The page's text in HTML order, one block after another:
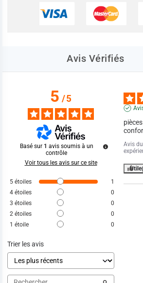
Avis Vérifiés
5/5
Basé sur 1 avis soumis à un
contrôle
Voir tous les avis sur ce site
5 étoiles
1
4 étoiles
0
3 étoiles
0
2 étoiles
0
1 étoile 0
Trier les avis
Avis
Utile